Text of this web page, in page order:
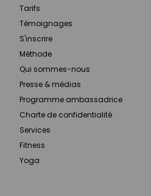
Tarifs
Témoignages
S'inscrire
Méthode
Qui sommes-nous
Presse & médias
Programme ambassadrice
Charte de confidentialité
Services
Fitness
Yoga